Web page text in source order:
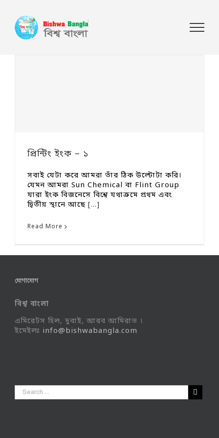
প্রিন্টিং ইংক – ১
সবাই যেটা করে আমরা তাঁর ঠিক উল্টোটা করি।
যেমন আমরা Sun Chemical বা Flint Group
যারা ইংক বিজনেসে বিশ্বে যথাক্রমে প্রথম এবং
দ্বিতীয় স্থানে আছে [...]
Read More
যোগাযোগ
বিশ্ব বাংলা
এমিরেটস হিল, দুবাই, আরব আমিরাত ।
ইমেইলঃ info@bishwabangla.com